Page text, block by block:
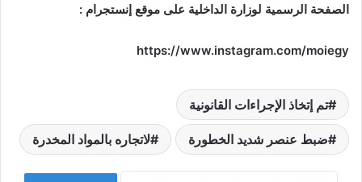
الصفحة الرسمية لوزارة الداخلية على موقع إنستجرام :
https://www.instagram.com/moiegy
تم إتخاذ الإجراءات القانونية
ضبط عنصر شديد الخطورة لاتجاره بالمواد المخدرة